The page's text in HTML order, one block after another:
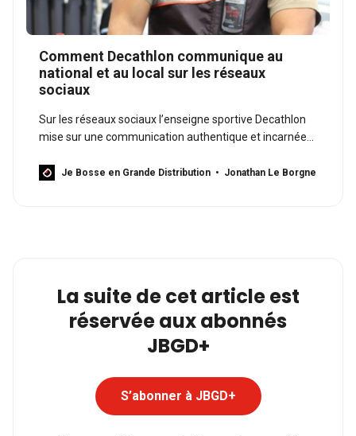
Comment Decathlon communique au
national et au local sur les réseaux
sociaux
Sur les réseaux sociaux l’enseigne sportive Decathlon
mise sur une communication authentique et incarnée
une stratégie différenciante au sein de la GSA/GSS en
Je Bosse en Grande Distribution Jonathan Le Borgne
La suite de cet article est
réservée aux abonnés
JBGD+
S’abonner à JBGD+